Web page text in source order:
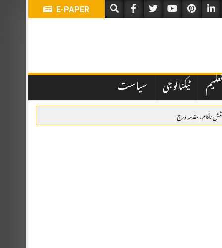
E-PAPER
تعلیم ٹیکنالوجی سیاست